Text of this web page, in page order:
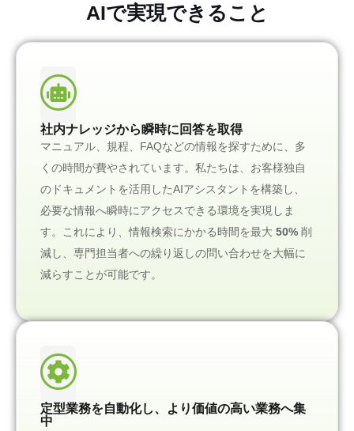
AIで実現できること
社内ナレッジから瞬時に回答を取得
マニュアル、規程、FAQなどの情報を探すために、多
くの時間が費やされています。私たちは、お客様独自
のドキュメントを活用したAIアシスタントを構築し、
必要な情報へ瞬時にアクセスできる環境を実現しま
す。これにより、情報検索にかかる時間を最大 50% 削
減し、専門担当者への繰り返しの問い合わせを大幅に
減らすことが可能です。
定型業務を自動化し、より価値の高い業務へ集
中